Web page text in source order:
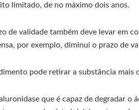
limitado, de no máximo dois anos.
de validade também deve levar em
por exemplo, diminui o prazo de
pode retirar a substância mais
que é capaz de degradar